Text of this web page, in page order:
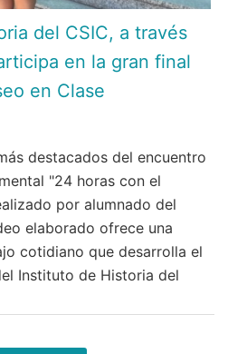
del CSIC, a través
en la gran final
en Clase
destacados del encuentro
"24 horas con el
por alumnado del
elaborado ofrece una
cotidiano que desarrolla el
Instituto de Historia del